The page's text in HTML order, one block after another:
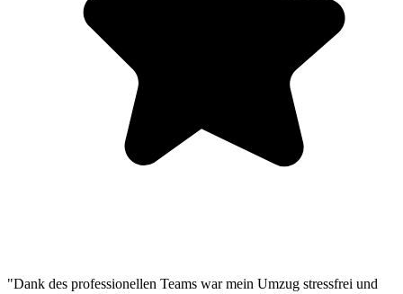
"Dank des professionellen Teams war mein Umzug stressfrei und